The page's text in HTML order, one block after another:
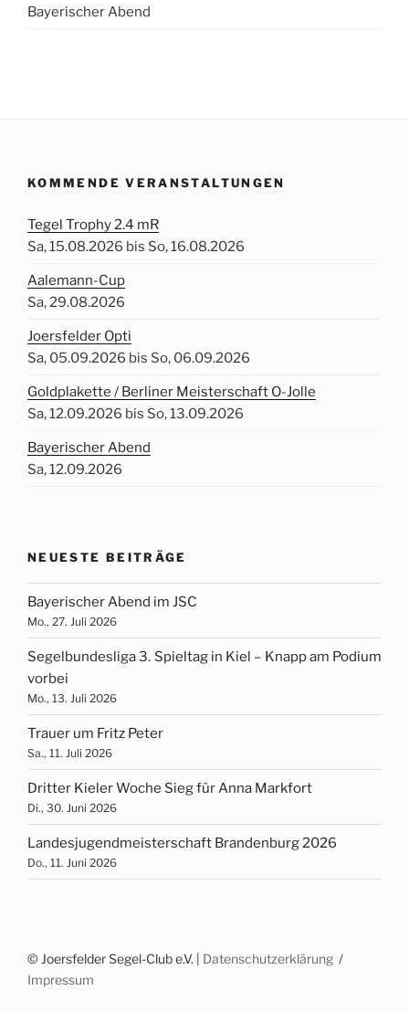
Bayerischer Abend
KOMMENDE VERANSTALTUNGEN
Tegel Trophy 2.4 mR
Sa, 15.08.2026 bis So, 16.08.2026
Aalemann-Cup
Sa, 29.08.2026
Joersfelder Opti
Sa, 05.09.2026 bis So, 06.09.2026
Goldplakette / Berliner Meisterschaft O-Jolle
Sa, 12.09.2026 bis So, 13.09.2026
Bayerischer Abend
Sa, 12.09.2026
NEUESTE BEITRÄGE
Bayerischer Abend im JSC
Mo., 27. Juli 2026
Segelbundesliga 3. Spieltag in Kiel – Knapp am Podium
vorbei
Mo., 13. Juli 2026
Trauer um Fritz Peter
Sa., 11. Juli 2026
Dritter Kieler Woche Sieg für Anna Markfort
Di., 30. Juni 2026
Landesjugendmeisterschaft Brandenburg 2026
Do., 11. Juni 2026
© Joersfelder Segel-Club e.V. | Datenschutzerklärung
Impressum